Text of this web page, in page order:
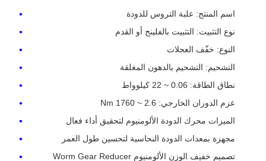
اسم المنتج: علبة التروس للدودة
نوع التثبيت: التثبيت بالفلينج أو القدم
النوع: خفّف العجلات
التشحيم: التشحيم بالدهون المغلقة
نطاق الطاقة: 0.06 ~ 22 كيلوواط
عزم الدوران الخارجي: 2.6 ~ 1760 Nm
الميزات محرك الدودة الألومنيوم لتحقيق أداء فعال
مجهزة بمعدات الدودة النحاسية لتحسين طول العمر
تصميم خفيف الوزن الألومنيوم Worm Gear Reducer